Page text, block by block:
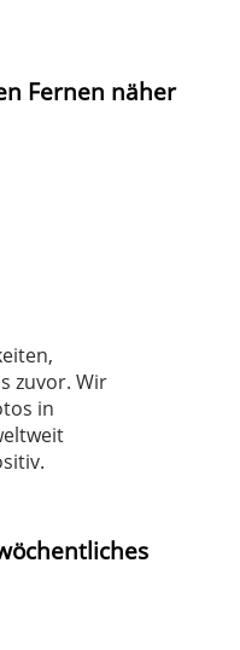
Fernen näher
zuvor. Wir
in